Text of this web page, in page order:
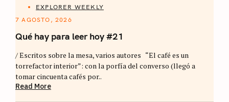
EXPLORER WEEKLY
7 AGOSTO, 2026
Qué hay para leer hoy #21
/ Escritos sobre la mesa, varios autores “El café es un
torrefactor interior”: con la porfía del converso (llegó a
tomar cincuenta cafés por..
Read More